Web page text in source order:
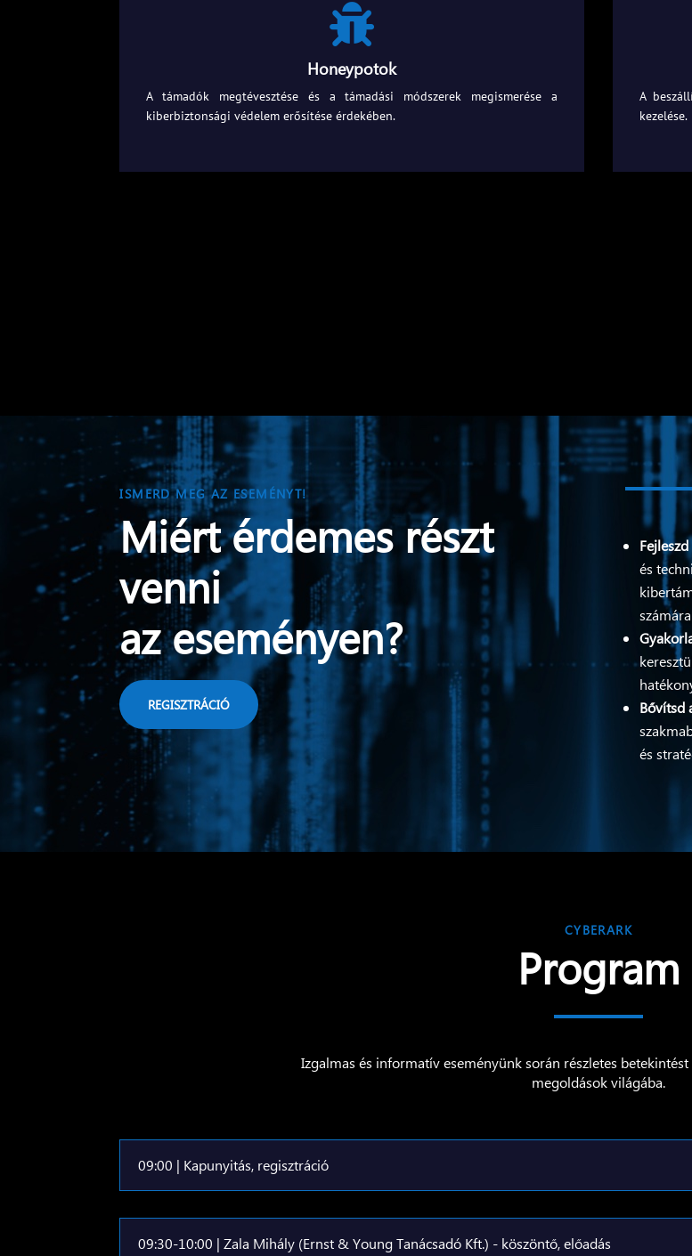

Honeypotok
A támadók megtévesztése és a támadási módszerek megismerése a
kiberbiztonsági védelem erősítése érdekében.
A
kezelése.
ISMERD MEG AZ ESEMÉNYT!
Miért érdemes részt
venni
az eseményen?
REGISZTRÁCIÓ
és
Bővítsd
és
CYBERARK
Program
Izgalmas és informatív eseményünk során részletes
megoldások világába.
09:00 | Kapunyitás, regisztráció
09:30-10:00 | Zala Mihály (Ernst & Young Tanácsadó Kft.) - köszöntő, előadás